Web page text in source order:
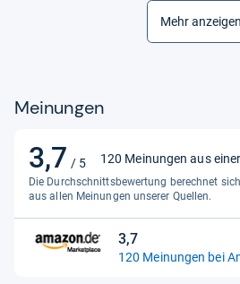
Nein
Anschlüsse
12V-Anschluss Nein
Anzahl HDMI 4
Audiorückkanal (ARC) Ja
Audiorückkanal (eARC)
Mehr anzeigen
Meinungen
3,7 / 5
3,7
von
5
Sternen
120 Meinungen aus
Die Durchschnittsbewertung berechnet sich
aus allen Meinungen unserer Quellen.
3,7
3,7
von
120 Meinungen bei